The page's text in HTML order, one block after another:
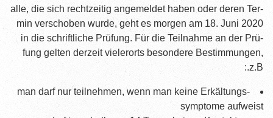
قصير ولطيف
المتطلبات الأساسية
المواضيع والمحتويات
رسوم الامتحانات
alle, die sich recht­zei­tig ange­mel­det haben oder deren Ter­
min ver­scho­ben wur­de, geht es mor­gen am 18. Juni 2020
in die schrift­li­che Prü­fung. Für die Teil­nah­me an der Prü­
fung gel­ten der­zeit vie­ler­orts beson­de­re Bestim­mun­gen,
z.B.:
man darf nur teil­neh­men, wenn man kei­ne Erkäl­tungs­
sym­pto­me aufweist